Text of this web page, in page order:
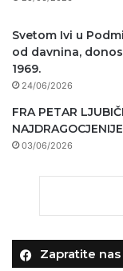
Svetom Ivi u
od davnina,
1969.
24/06/2026
FRA PETAR
03/06/2026
Zapratite